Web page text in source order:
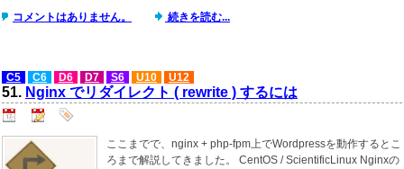
コメントはありません。 続きを読む...
C5 C6 D6 D7 S6 U10 U12
51. Nginx でリダイレクト ( rewrite ) するには
ここまでで、nginx + php-fpm上でWordpressを動作するとこ
ろまで解説してきました。 CentOS / ScientificLinux Nginxの